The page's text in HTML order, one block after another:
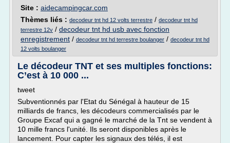
Site : aidecampingcar.com
Thèmes liés : decodeur tnt hd 12 volts terrestre / decodeur tnt hd
terrestre 12v / decodeur tnt hd usb avec fonction
enregistrement / decodeur tnt hd terrestre boulanger / decodeur tnt hd
12 volts boulanger
Le décodeur TNT et ses multiples fonctions:
C’est à 10 000 ...
tweet
Subventionnés par l'Etat du Sénégal à hauteur de 15
milliards de francs, les décodeurs commercialisés par le
Groupe Excaf qui a gagné le marché de la Tnt se vendent à
10 mille francs l'unité. Ils seront disponibles après le
lancement. Pour capter les signaux des télés, il est